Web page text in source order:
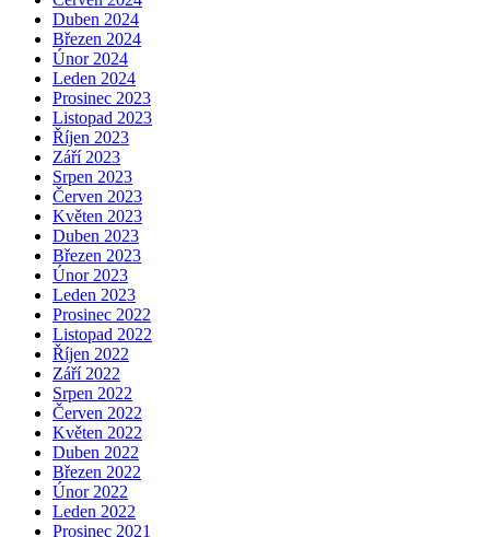
Duben 2024
Březen 2024
Únor 2024
Leden 2024
Prosinec 2023
Listopad 2023
Říjen 2023
Září 2023
Srpen 2023
Červen 2023
Květen 2023
Duben 2023
Březen 2023
Únor 2023
Leden 2023
Prosinec 2022
Listopad 2022
Říjen 2022
Září 2022
Srpen 2022
Červen 2022
Květen 2022
Duben 2022
Březen 2022
Únor 2022
Leden 2022
Prosinec 2021